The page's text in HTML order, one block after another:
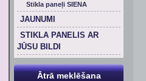
Stikla paneļi SIENA
JAUNUMI
STIKLA PANELIS AR
JŪSU BILDI
Ātrā meklēšana